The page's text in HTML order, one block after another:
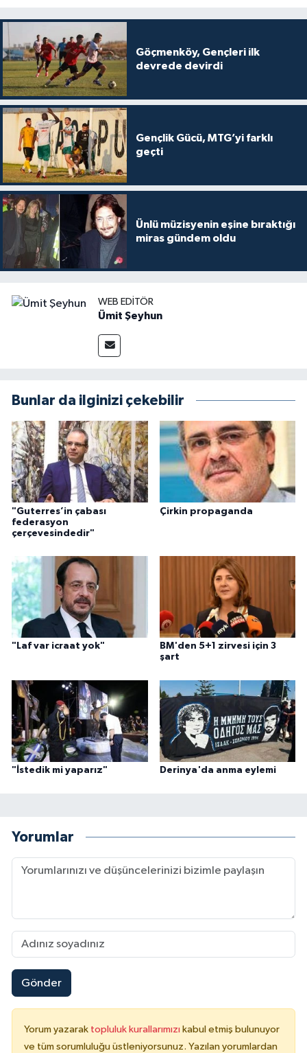
Göçmenköy, Gençleri ilk
devrede devirdi
Gençlik Gücü, MTG’yi farklı
geçti
Ünlü müzisyenin eşine bıraktığı
miras gündem oldu
WEB EDITÖR
Ümit Şeyhun
Bunlar da ilginizi çekebilir
"Guterres’in çabası
federasyon
çerçevesindedir"
Çirkin propaganda
"Laf var icraat yok"
BM'den 5+1 zirvesi için 3
şart
"İstedik mi yaparız" Derinya'da anma eylemi
Yorumlar
Gönder
Yorum yazarak topluluk kurallarımızı kabul etmiş bulunuyor
ve tüm sorumluluğu üstleniyorsunuz. Yazılan yorumlardan